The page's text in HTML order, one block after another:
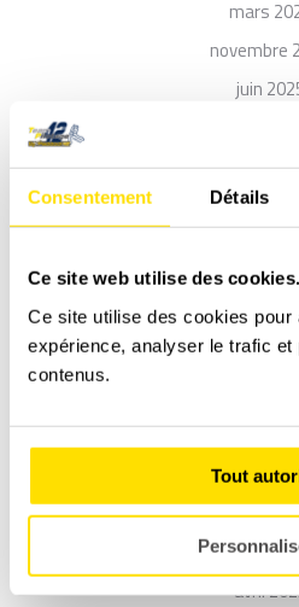
Consentement Détails
Ce site web utilise des cookies.
Ce site utilise des cookies pour
expérience, analyser le trafic et
contenus.
Tout
mars
novembre
juin
janvier
novembre
août 2024
mai
avril
octobre
juillet
juin
mai
avril